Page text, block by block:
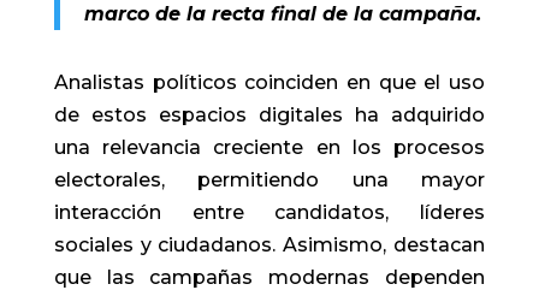
marco de la recta final de la campaña.
Analistas políticos coinciden en que el uso
de estos espacios digitales ha adquirido
una relevancia creciente en los procesos
electorales, permitiendo una mayor
interacción entre candidatos, líderes
sociales y ciudadanos. Asimismo, destacan
que las campañas modernas dependen